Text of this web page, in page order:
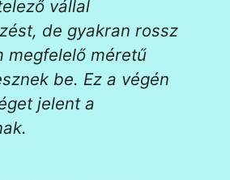
vállal
de gyakran rossz
megfelelő méretű
be. Ez a végén
jelent a